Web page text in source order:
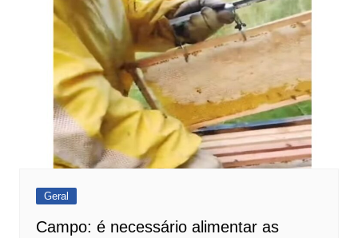
Geral
Campo: é necessário alimentar as